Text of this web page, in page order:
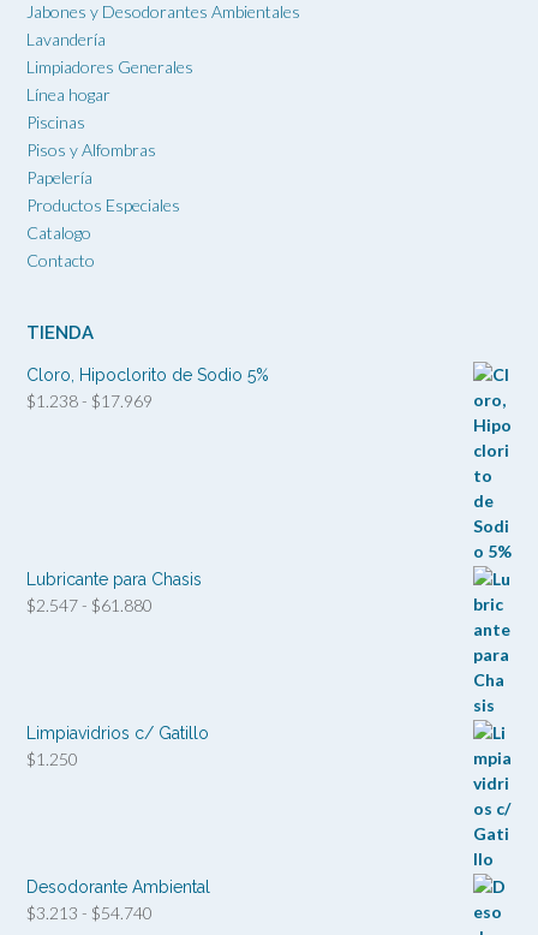
Jabones y Desodorantes Ambientales
Lavandería
Limpiadores Generales
Línea hogar
Piscinas
Pisos y Alfombras
Papelería
Productos Especiales
Catalogo
Contacto
TIENDA
Cloro, Hipoclorito de Sodio 5%
$1.238- $17.969
Lubricante para Chasis
$2.547- $61.880
hasta
Limpiavidrios c/ Gatillo
$1.250
Desodorante Ambiental
$3.213 - $54.740